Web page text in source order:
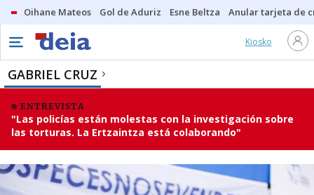
Oihane Mateos Gol de Aduriz Esne Beltza Anular tarjeta de
Kiosko
GABRIEL CRUZ
ENTREVISTA
"Las policías están molestas con la investigación sobre
las torturas. La Ertzaintza está colaborando"